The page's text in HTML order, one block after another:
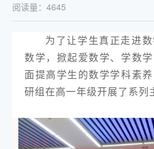
阅读量： 4645
为了让学生真正走进
数学，掀起爱数学、学数
面提高学生的数学学科素
研组在高一年级开展了系列